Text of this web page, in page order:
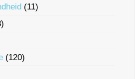
(11)
(120)